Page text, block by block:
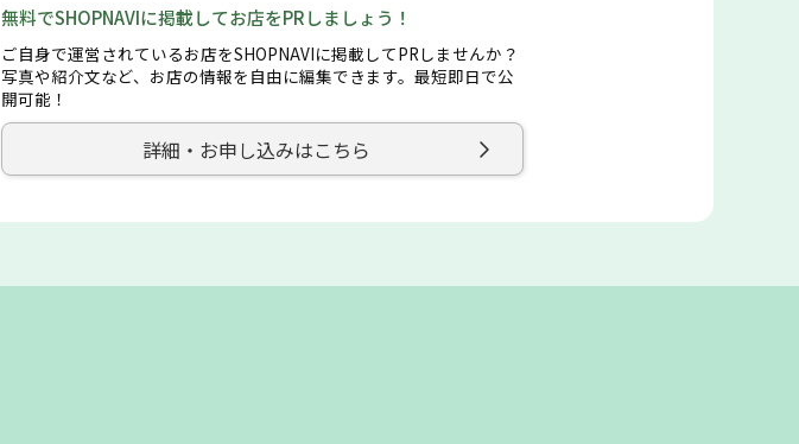
無料でSHOPNAVIに掲載してお店をPRしましょう！
ご自身で運営されているお店をSHOPNAVIに掲載してPRしませんか？
写真や紹介文など、お店の情報を自由に編集できます。最短即日で公
開可能！
詳細・お申し込みはこちら